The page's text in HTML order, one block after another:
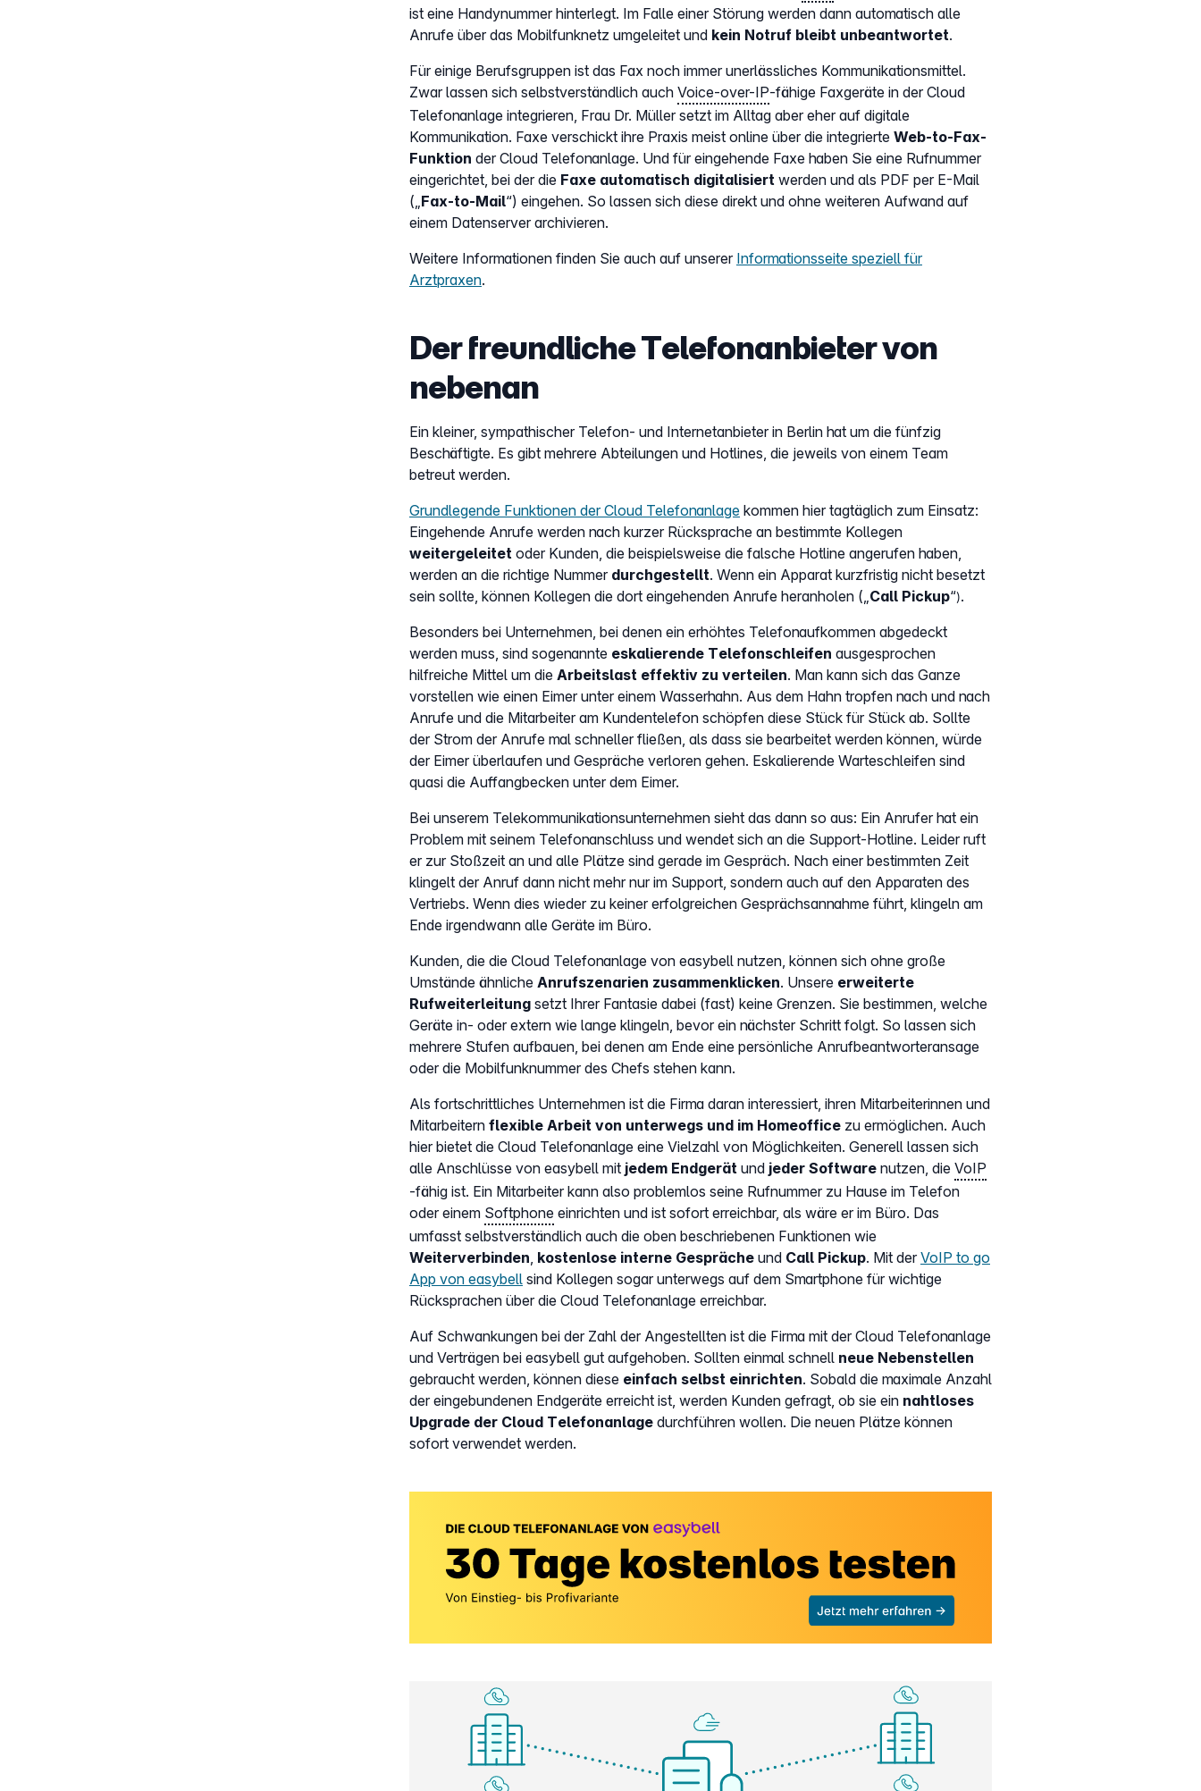
ist eine Handynummer hinterlegt. Im Falle einer Störung werden dann automatisch alle
Anrufe über das Mobilfunknetz umgeleitet und kein Notruf bleibt unbeantwortet.
Für einige Berufsgruppen ist das Fax noch immer unerlässliches Kommunikationsmittel.
Zwar lassen sich selbstverständlich auch Voice-over-IP-fähige Faxgeräte in der Cloud
Telefonanlage integrieren, Frau Dr. Müller setzt im Alltag aber eher auf digitale
Kommunikation. Faxe verschickt ihre Praxis meist online über die integrierte Web-to-Fax-
Funktion der Cloud Telefonanlage. Und für eingehende Faxe haben Sie eine Rufnummer
eingerichtet, bei der die Faxe automatisch digitalisiert werden und als PDF per E-Mail
(„Fax-to-Mail“) eingehen. So lassen sich diese direkt und ohne weiteren Aufwand auf
einem Datenserver archivieren.
Weitere Informationen finden Sie auch auf unserer Informationsseite speziell für
Arztpraxen.
Der freundliche Telefonanbieter von
nebenan
Ein kleiner, sympathischer Telefon- und Internetanbieter in Berlin hat um die fünfzig
Beschäftigte. Es gibt mehrere Abteilungen und Hotlines, die jeweils von einem Team
betreut werden.
Grundlegende Funktionen der Cloud Telefonanlage kommen hier tagtäglich zum Einsatz:
Eingehende Anrufe werden nach kurzer Rücksprache an bestimmte Kollegen
weitergeleitet oder Kunden, die beispielsweise die falsche Hotline angerufen haben,
werden an die richtige Nummer durchgestellt. Wenn ein Apparat kurzfristig nicht besetzt
sein sollte, können Kollegen die dort eingehenden Anrufe heranholen („Call Pickup“).
Besonders bei Unternehmen, bei denen ein erhöhtes Telefonaufkommen abgedeckt
werden muss, sind sogenannte eskalierende Telefonschleifen ausgesprochen
hilfreiche Mittel um die Arbeitslast effektiv zu verteilen. Man kann sich das Ganze
vorstellen wie einen Eimer unter einem Wasserhahn. Aus dem Hahn tropfen nach und nach
Anrufe und die Mitarbeiter am Kundentelefon schöpfen diese Stück für Stück ab. Sollte
der Strom der Anrufe mal schneller fließen, als dass sie bearbeitet werden können, würde
der Eimer überlaufen und Gespräche verloren gehen. Eskalierende Warteschleifen sind
quasi die Auffangbecken unter dem Eimer.
Bei unserem Telekommunikationsunternehmen sieht das dann so aus: Ein Anrufer hat ein
Problem mit seinem Telefonanschluss und wendet sich an die Support-Hotline. Leider ruft
er zur Stoßzeit an und alle Plätze sind gerade im Gespräch. Nach einer bestimmten Zeit
klingelt der Anruf dann nicht mehr nur im Support, sondern auch auf den Apparaten des
Vertriebs. Wenn dies wieder zu keiner erfolgreichen Gesprächsannahme führt, klingeln am
Ende irgendwann alle Geräte im Büro.
Kunden, die die Cloud Telefonanlage von easybell nutzen, können sich ohne große
Umstände ähnliche Anrufszenarien zusammenklicken. Unsere erweiterte
Rufweiterleitung setzt Ihrer Fantasie dabei (fast) keine Grenzen. Sie bestimmen, welche
Geräte in- oder extern wie lange klingeln, bevor ein nächster Schritt folgt. So lassen sich
mehrere Stufen aufbauen, bei denen am Ende eine persönliche Anrufbeantworteransage
oder die Mobilfunknummer des Chefs stehen kann.
Als fortschrittliches Unternehmen ist die Firma daran interessiert, ihren Mitarbeiterinnen und
Mitarbeitern flexible Arbeit von unterwegs und im Homeoffice zu ermöglichen. Auch
hier bietet die Cloud Telefonanlage eine Vielzahl von Möglichkeiten. Generell lassen sich
alle Anschlüsse von easybell mit jedem Endgerät und jeder Software nutzen, die VoIP
-fähig ist. Ein Mitarbeiter kann also problemlos seine Rufnummer zu Hause im Telefon
oder einem Softphone einrichten und ist sofort erreichbar, als wäre er im Büro. Das
umfasst selbstverständlich auch die oben beschriebenen Funktionen wie
Weiterverbinden, kostenlose interne Gespräche und Call Pickup. Mit der VoIP to go
App von easybell sind Kollegen sogar unterwegs auf dem Smartphone für wichtige
Rücksprachen über die Cloud Telefonanlage erreichbar.
Auf Schwankungen bei der Zahl der Angestellten ist die Firma mit der Cloud Telefonanlage
und Verträgen bei easybell gut aufgehoben. Sollten einmal schnell neue Nebenstellen
gebraucht werden, können diese einfach selbst einrichten. Sobald die maximale Anzahl
der eingebundenen Endgeräte erreicht ist, werden Kunden gefragt, ob sie ein nahtloses
Upgrade der Cloud Telefonanlage durchführen wollen. Die neuen Plätze können
sofort verwendet werden.